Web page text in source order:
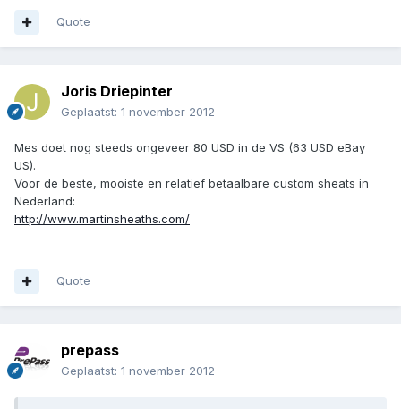
Quote
Joris Driepinter
Geplaatst: 1 november 2012
Mes doet nog steeds ongeveer 80 USD in de VS (63 USD eBay
US).
Voor de beste, mooiste en relatief betaalbare custom sheats in
Nederland:
http://www.martinsheaths.com/
Quote
prepass
Geplaatst: 1 november 2012